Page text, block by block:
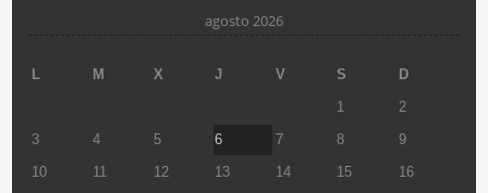
agosto 2026
L M X J V S
D
1
2
3
4 5 6 7 8
9
10
11 12 13 14 15
16